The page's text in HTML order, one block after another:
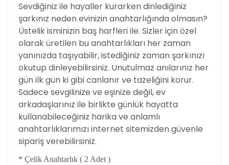
Sevdiğiniz ile hayaller kurarken dinlediğiniz
şarkınız neden evinizin anahtarlığında olmasın?
Üstelik isminizin baş harfleri ile. Sizler için özel
olarak üretilen bu anahtarlıkları her zaman
yanınızda taşıyabilir, istediğiniz zaman şarkınızı
okutup dinleyebilirsiniz. Unutulmaz anılarınız her
gün ilk gün ki gibi canlanır ve tazeliğini korur.
Sadece sevgilinize ve eşinize değil, ev
arkadaşlarınız ile birlikte günlük hayatta
kullanabileceğiniz harika ve anlamlı
anahtarlıklarımızı internet sitemizden güvenle
sipariş verebilirsiniz.
* Çelik Anahtarlık ( 2 Adet )